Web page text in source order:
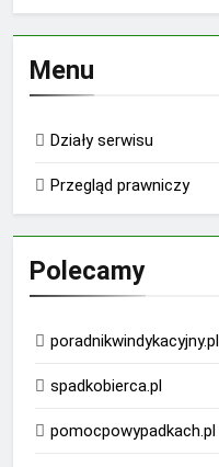
Menu
Działy serwisu
Przegląd prawniczy
Polecamy
poradnikwindykacyjny.pl
spadkobierca.pl
pomocpowypadkach.pl